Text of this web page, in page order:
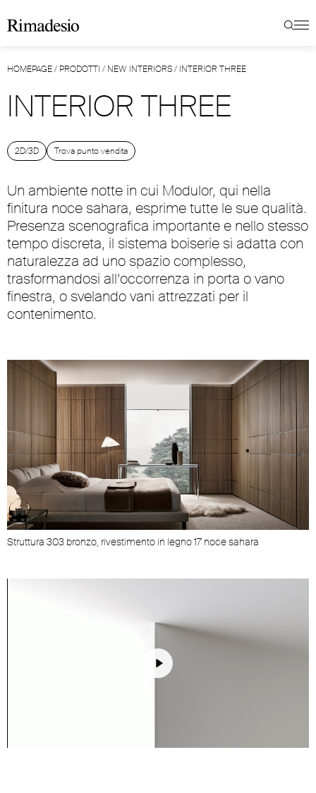
HOMEPAGE/ PRODOTTI / NEW INTERIORS/ INTERIOR THREE
INTERIOR THREE
2D/3D Trova punto vendita
Un ambiente notte in cui Modulor, qui nella
finitura noce sahara, esprime tutte le sue qualità.
Presenza scenografica importante e nello stesso
tempo discreta, il sistema boiserie si adatta con
naturalezza ad uno spazio complesso,
trasformandosi all’occorrenza in porta o vano
finestra, o svelando vani attrezzati per il
contenimento.
Struttura 303 bronzo, rivestimento in legno 17 noce sahara
Unmute Settings
Play